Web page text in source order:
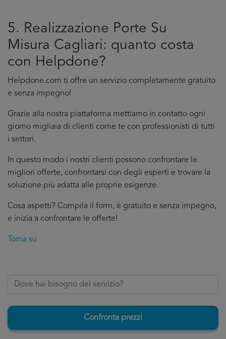
5. Realizzazione Porte Su
Misura Cagliari: quanto costa
con Helpdone?
Helpdone.com ti offre un servizio completamente gratuito
e senza impegno!
Grazie alla nostra piattaforma mettiamo in contatto ogni
giorno migliaia di clienti come te con professionisti di tutti
i settori.
In questo modo i nostri clienti possono confrontare le
migliori offerte, confrontarsi con degli esperti e trovare la
soluzione più adatta alle proprie esigenze.
Cosa aspetti? Compila il form, è gratuito e senza impegno,
e inizia a confrontare le offerte!
Torna su
Confronta prezzi